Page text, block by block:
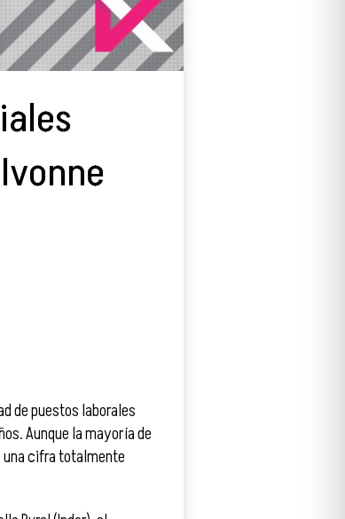
de puestos laborales
Aunque la mayoría de
una cifra totalmente